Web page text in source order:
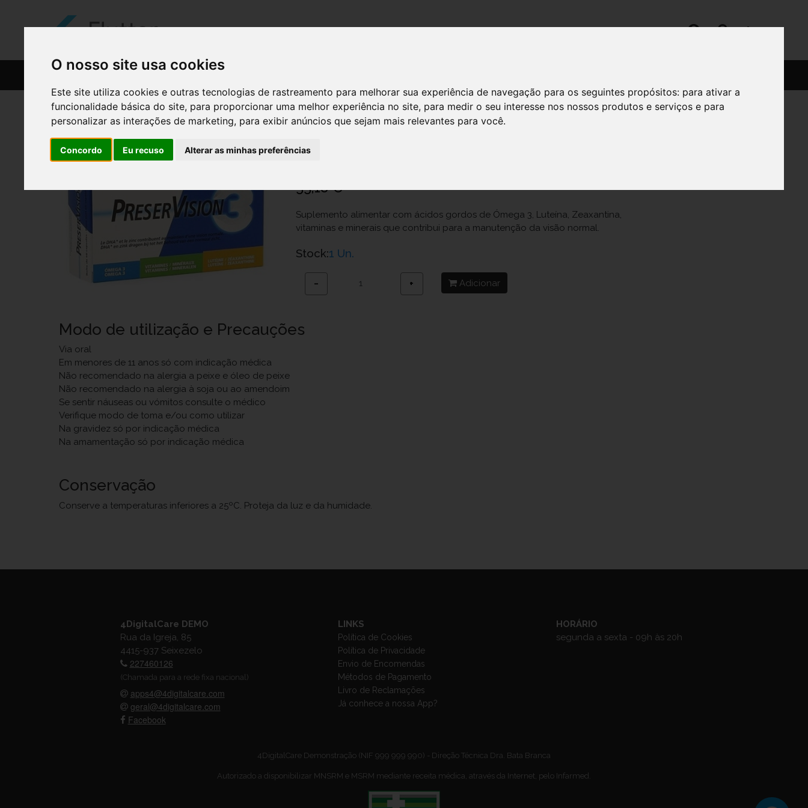
O nosso site usa cookies
Este site utiliza cookies e outras tecnologias de rastreamento para melhorar sua experiência de navegação para os seguintes propósitos: para ativar a
funcionalidade básica do site, para proporcionar uma melhor experiência no site, para medir o seu interesse nos nossos produtos e serviços e para
personalizar as interações de marketing, para exibir anúncios que sejam mais relevantes para você.
Concordo Eu recuso Alterar as minhas preferências
Preservision 3 Caps X 180 cáps(s)
55,18 €
Suplemento alimentar com ácidos gordos de Ómega 3, Luteína, Zeaxantina,
vitaminas e minerais que contribui para a manutenção da visão normal.
Stock:1 Un.
− + Adicionar
Modo de utilização e Precauções
Via oral
Em menores de 11 anos só com indicação médica
Não recomendado na alergia a peixe e óleo de peixe
Não recomendado na alergia à soja ou ao amendoim
Se sentir náuseas ou vómitos consulte o médico
Verifique modo de toma e/ou como utilizar
Na gravidez só por indicação médica
Na amamentação só por indicação médica
Conservação
Conserve a temperaturas inferiores a 25ºC. Proteja da luz e da humidade.
4DigitalCare DEMO
Rua da Igreja, 85
4415-937 Seixezelo
227460126
(Chamada para a rede fixa nacional)
apps4@4digitalcare.com
geral@4digitalcare.com
Facebook
LINKS
Política de Cookies
Política de Privacidade
Envio de Encomendas
Métodos de Pagamento
Livro de Reclamações
Já conhece a nossa App?
HORÁRIO
segunda a sexta - 09h às 20h
4DigitalCare Demonstração (NIF 999 999 990) - Direção Técnica Dra. Bata Branca
Autorizado a disponibilizar MNSRM e MSRM mediante receita médica, através da Internet, pelo Infarmed.